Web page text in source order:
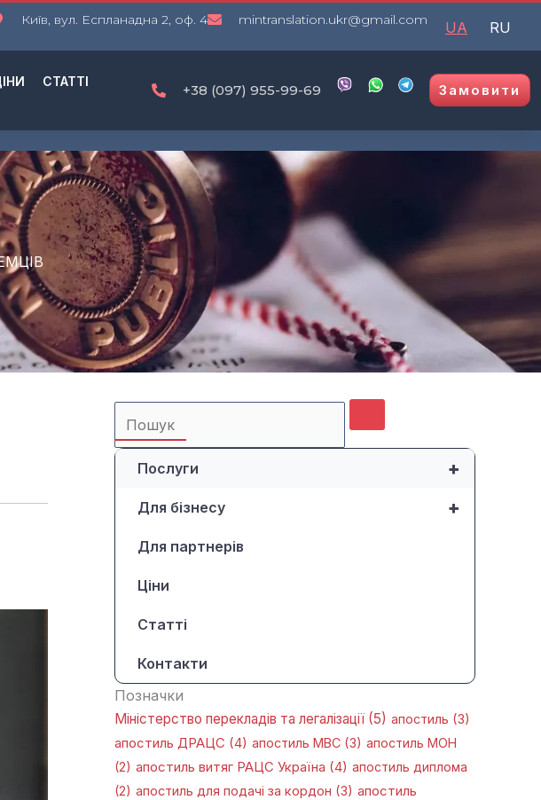
Київ, вул. Еспланадна 2, оф. 4 mintranslation.ukr@gmail.com UA RU
СТАТТІ
+38 (097) 955-99-69 Замовити
Search
for:
+
Послуги
+
Для бізнесу
Для партнерів
Ціни
Статті
Контакти
Позначки
Міністерство перекладів та легалізації(5) апостиль (3)
апостиль ДРАЦС (4) апостиль МВС(3) апостиль МОН
(2) апостиль витяг РАЦС Україна (4) апостиль диплома
(2) апостиль для подачі за кордон (3) апостиль